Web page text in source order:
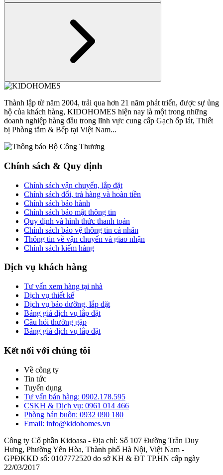
Thành lập từ năm 2004, trải qua hơn 21 năm phát triển, được sự ủng
hộ của khách hàng, KIDOHOMES hiện nay là một trong những
doanh nghiệp hàng đầu trong lĩnh vực cung cấp Gạch ốp lát, Thiết
bị Phòng tắm & Bếp tại Việt Nam...
Chính sách & Quy định
Chính sách vận chuyển, lắp đặt
Chính sách đổi, trả hàng và hoàn tiền
Chính sách bảo hành
Chính sách bảo mật thông tin
Quy định và hình thức thanh toán
Chính sách bảo vệ thông tin cá nhân
Thông tin về vận chuyển và giao nhận
Chính sách kiểm hàng
Dịch vụ khách hàng
Tư vấn xem hàng tại nhà
Dịch vụ thiết kế
Dịch vụ bảo dưỡng, lắp đặt
Bảng giá dịch vụ lắp đặt
Câu hỏi thường gặp
Bảng giá dịch vụ lắp đặt
Kết nối với chúng tôi
Về công ty
Tin tức
Tuyển dụng
Tư vấn bán hàng: 0902.178.595
CSKH & Dịch vụ: 0961 014 466
Phòng bán buôn: 0932 090 180
Email: info@kidohomes.vn
Công ty Cổ phần Kidoasa - Địa chỉ: Số 107 Đường Trần Duy
Hưng, Phường Yên Hòa, Thành phố Hà Nội, Việt Nam -
GPĐKKD số: 0107772520 do sở KH & ĐT TP.HN cấp ngày
22/03/2017